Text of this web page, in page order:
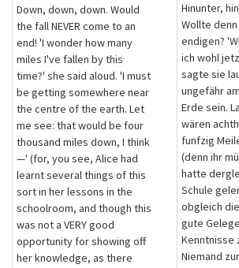
Down, down, down. Would
the fall NEVER come to an
end! 'I wonder how many
miles I've fallen by this
time?' she said aloud. 'I must
be getting somewhere near
the centre of the earth. Let
me see: that would be four
thousand miles down, I think
—' (for, you see, Alice had
learnt several things of this
sort in her lessons in the
schoolroom, and though this
was not a VERY good
opportunity for showing off
her knowledge, as there
Hinunter,
Wollte
endigen?
ich wohl
sagte sie
ungefähr
Erde sein.
wären
funfzig
(denn ihr
hatte
Schule
obgleich
gute
Kenntnisse
Niemand